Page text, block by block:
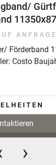
ANFRAGE
separat zu
›